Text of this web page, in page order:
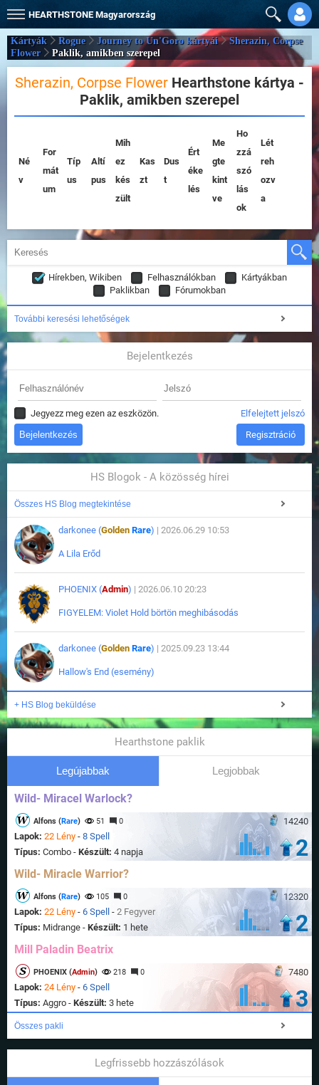
HEARTHSTONE Magyarország
Kártyák Rogue Journey to Un'Goro kártyái
Sherazin, Corpse
Flower
Paklik, amikben szerepel
Sherazin, Corpse Flower Hearthstone kártya -
Paklik, amikben szerepel
Né
v
For
mát
um
Típ
us
Altí
pus
Mih
ez
kés
zült
Kas
zt
Dus
t
Ért
éke
lés
Me
gte
kint
ve
Ho
zzá
szó
lás
ok
Lét
reh
ozv
a
Hírekben, Wikiben Felhasználókban
Kártyákban
Paklikban
Fórumokban
További keresési lehetőségek
Bejelentkezés
Jegyezz meg ezen az eszközön. Elfelejtett jelszó
Regisztráció
HS Blogok - A közösség hírei
Összes HS Blog megtekintése
darkonee (Golden Rare) | 2026.06.29 10:53
A Lila Erőd
PHOENIX (Admin) | 2026.06.10 20:23
FIGYELEM: Violet Hold börtön meghibásodás
darkonee (Golden Rare) | 2025.09.23 13:44
Hallow's End (esemény)
+ HS Blog beküldése
Hearthstone paklik
Legújabbak Legjobbak
Wild- Miracel Warlock?
14240
Alfons (Rare) 51 0
Lapok: 22 Lény - 8 Spell
Típus: Combo - Készült: 4 napja 2
Wild- Miracle Warrior?
12320
Alfons (Rare) 105 0
Lapok: 22 Lény - 6 Spell - 2 Fegyver
Típus: Midrange - Készült: 1 hete 2
Mill Paladin Beatrix
7480
PHOENIX (Admin) 218 0
Lapok: 24 Lény - 6 Spell
Típus: Aggro - Készült: 3 hete 3
Összes pakli
Legfrissebb hozzászólások